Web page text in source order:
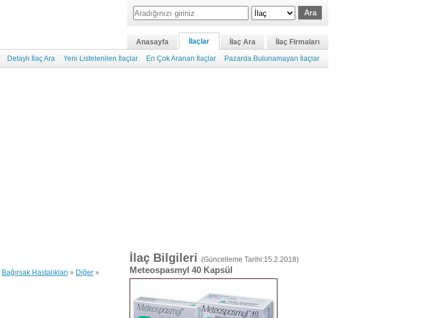
Anasayfa İlaçlar İlaç Ara
İlaç Firmaları
Detaylı İlaç Ara Yeni Listelenilen İlaçlar En Çok Aranan İlaçlar Pazarda Bulunamayan İlaçlar
Bağırsak Hastalıkları » Diğer »
İlaç Bilgileri (Güncelleme Tarihi:15.2.2018)
Meteospasmyl 40 Kapsül